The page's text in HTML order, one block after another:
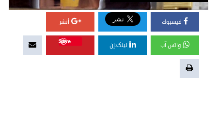
فيسبوك أنشر
واتس آب لينكدإن
Save